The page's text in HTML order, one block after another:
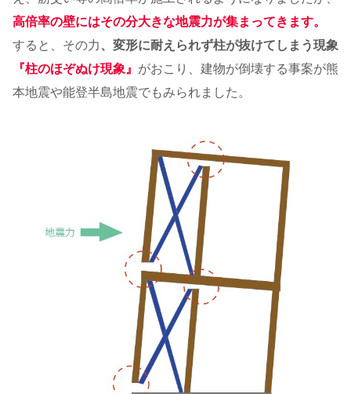
高倍率の壁にはその分大きな地震力が集まってきます。
すると、その力、変形に耐えられず柱が抜けてしまう現象
『柱のほぞぬけ現象』 がおこり、建物が倒壊する事案が熊
本地震や能登半島地震でもみられました。